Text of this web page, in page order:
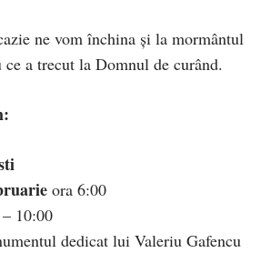
ne vom închina și la mormântul
a trecut la Domnul de curând.
ora 6:00
– 10:00
dedicat lui Valeriu Gafencu